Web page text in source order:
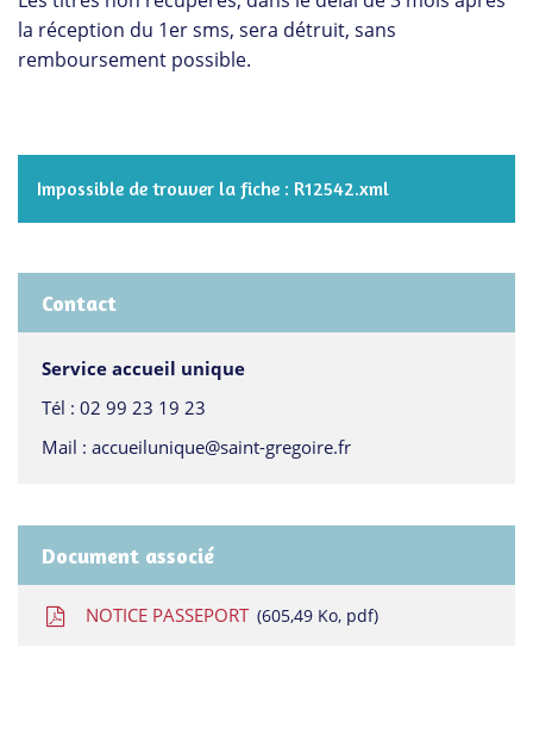
la réception du 1er sms, sera détruit, sans
remboursement possible.
Impossible de trouver la fiche : R12542.xml
Contact
Service accueil unique
Tél : 02 99 23 19 23
Mail : accueilunique@saint-gregoire.fr
Document associé
NOTICE PASSEPORT 605,49 Ko, pdf